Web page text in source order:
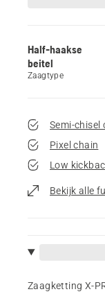
Half-haakse
beitel
Zaagtype
Semi-chisel
Pixel chain
Low
Bekijk alle
Zaagketting X-